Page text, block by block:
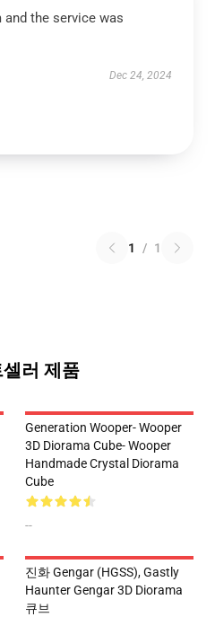
the service was
Dec 24, 2024
1 / 1
러 제품
Generation Wooper- Wooper
3D Diorama Cube- Wooper
Handmade Crystal Diorama
Cube
--
진화 Gengar (HGSS), Gastly
Haunter Gengar 3D Diorama
큐브